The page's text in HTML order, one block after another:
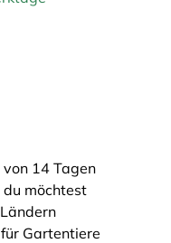
14 Tagen
möchtest
Gartentiere